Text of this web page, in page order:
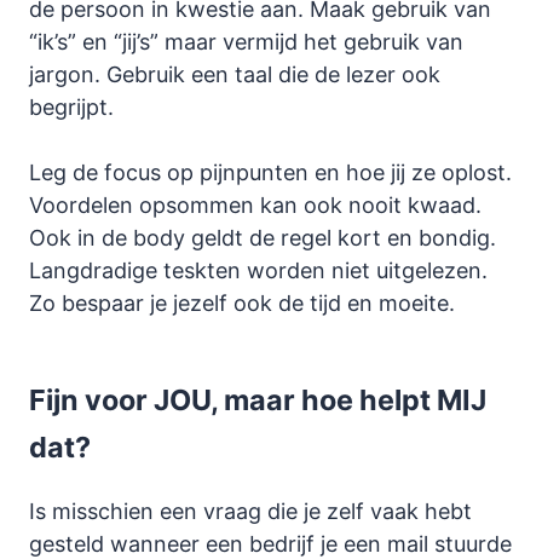
de persoon in kwestie aan. Maak gebruik van
“ik’s” en “jij’s” maar vermijd het gebruik van
jargon. Gebruik een taal die de lezer ook
begrijpt.
Leg de focus op pijnpunten en hoe jij ze oplost.
Voordelen opsommen kan ook nooit kwaad.
Ook in de body geldt de regel kort en bondig.
Langdradige teskten worden niet uitgelezen.
Zo bespaar je jezelf ook de tijd en moeite.
Fijn voor JOU, maar hoe helpt MIJ
dat?
Is misschien een vraag die je zelf vaak hebt
gesteld wanneer een bedrijf je een mail stuurde